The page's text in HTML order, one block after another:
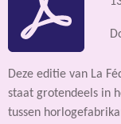
Deze editie van La
staat grotendeels in
tussen